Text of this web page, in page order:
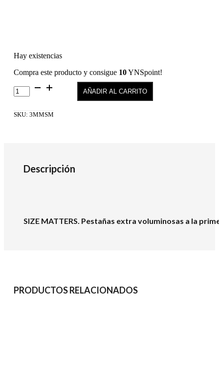
Hay existencias
Compra este producto y consigue 10YNSpoint!
Mascara
Pestañas
SIZE
AÑADIR AL CARRITO
SKU: 3MMSM
Descripción
SIZE MATTERS. Pestañas extra voluminosas a la
PRODUCTOS RELACIONADOS